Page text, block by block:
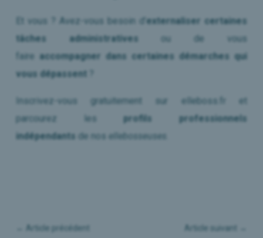
Et vous ? Avez-vous besoin d’ externaliser certaines
tâches administratives ou de vous
faire accompagner dans certaines démarches qui
vous dépassent
Inscrivez-vous gratuitement sur elleboss.fr et
parcourez lesprofils professionnels
indépendants de nos ellebosseuses
Article précédent Article suivant